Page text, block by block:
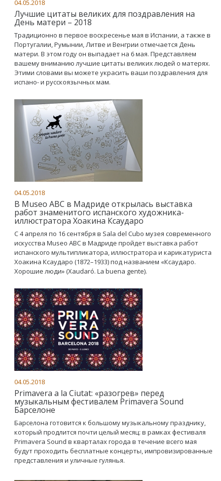
04.05.2018
Лучшие цитаты великих для поздравления на
День матери – 2018
Традиционно в первое воскресенье мая в Испании, а также в
Португалии, Румынии, Литве и Венгрии отмечается День
матери. В этом году он выпадает на 6 мая. Представляем
вашему вниманию лучшие цитаты великих людей о матерях.
Этими словами вы можете украсить ваши поздравления для
испано- и русскоязычных мам.
04.05.2018
В Museo ABC в Мадриде открылась выставка
работ знаменитого испанского художника-
иллюстратора Хоакина Ксаударо
С 4 апреля по 16 сентября в Sala del Cubo музея современного
искусства Museo ABC в Мадриде пройдет выставка работ
испанского мультипликатора, иллюстратора и карикатуриста
Хоакина Ксаударо (1872–1933) под названием «Ксаударо.
Хорошие люди» (Xaudaró. La buena gente).
04.05.2018
Primavera a la Ciutat: «разогрев» перед
музыкальным фестивалем Primavera Sound
Барселоне
Барселона готовится к большому музыкальному празднику,
который продлится почти целый месяц: в рамках фестиваля
Primavera Sound в кварталах города в течение всего мая
будут проходить бесплатные концерты, импровизированные
представления и уличные гулянья.